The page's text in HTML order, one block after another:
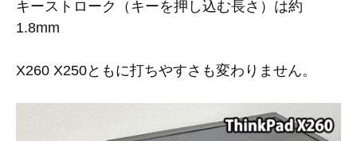
キーストローク（キーを押し込む長さ）は約
1.8mm
X260 X250ともに打ちやすさも変わりません。